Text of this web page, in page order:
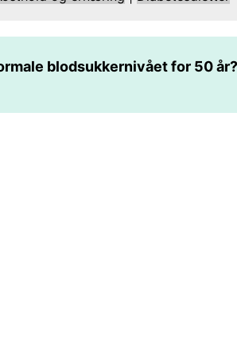
blodsukkernivået for 50